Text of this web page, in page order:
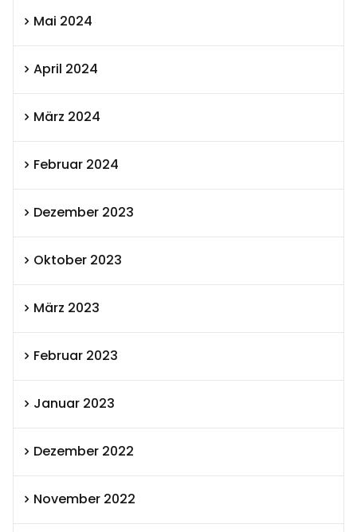
Mai 2024
April 2024
März 2024
Februar 2024
Dezember 2023
Oktober 2023
März 2023
Februar 2023
Januar 2023
Dezember 2022
November 2022